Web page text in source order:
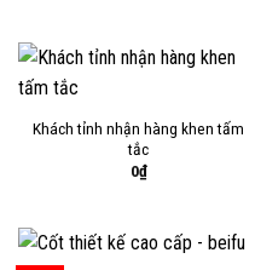
Khách tỉnh nhận hàng khen tấm
tắc
0₫